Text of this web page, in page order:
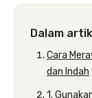
Dalam
Cara
dan Indah
1.